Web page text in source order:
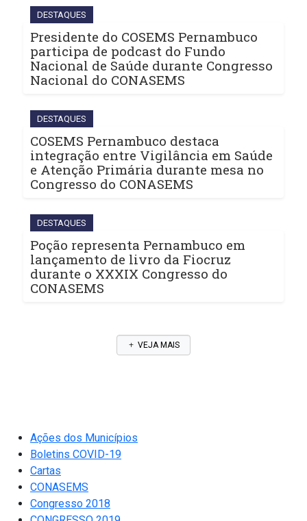
DESTAQUES
Presidente do COSEMS Pernambuco
participa de podcast do Fundo
Nacional de Saúde durante Congresso
Nacional do CONASEMS
DESTAQUES
COSEMS Pernambuco destaca
integração entre Vigilância em Saúde
e Atenção Primária durante mesa no
Congresso do CONASEMS
DESTAQUES
Poção representa Pernambuco em
lançamento de livro da Fiocruz
durante o XXXIX Congresso do
CONASEMS
VEJA MAIS
Ações dos Municípios
Boletins COVID-19
Cartas
CONASEMS
Congresso 2018